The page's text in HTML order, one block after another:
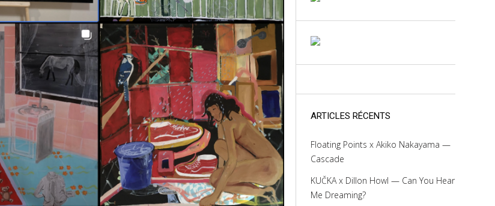
ARTICLES RÉCENTS
Floating Points x Akiko Nakayama —
Cascade
KUČKA x Dillon Howl — Can You Hear
Me Dreaming?